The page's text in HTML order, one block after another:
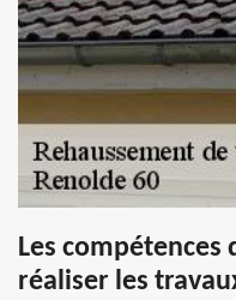
Les compétences
réaliser les